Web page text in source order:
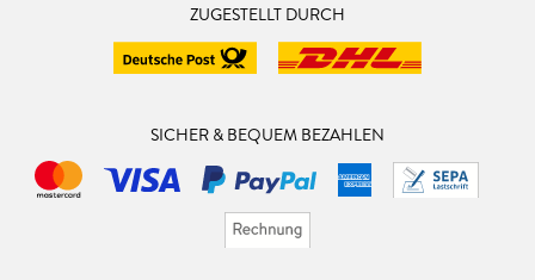
ZUGESTELLT DURCH
SICHER & BEQUEM BEZAHLEN